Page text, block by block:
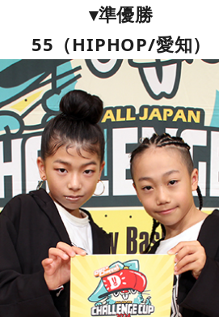
▾準優勝
55（HIPHOP/愛知）